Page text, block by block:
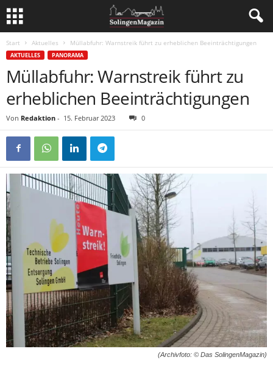
Start Aktuelles Müllabfuhr: Warnstreik führt zu erheblichen Beeinträchtigungen
AKTUELLES PANORAMA
Müllabfuhr: Warnstreik führt zu
erheblichen Beeinträchtigungen
Von Redaktion - 15. Februar 2023 0
(Archivfoto: © Das SolingenMagazin)